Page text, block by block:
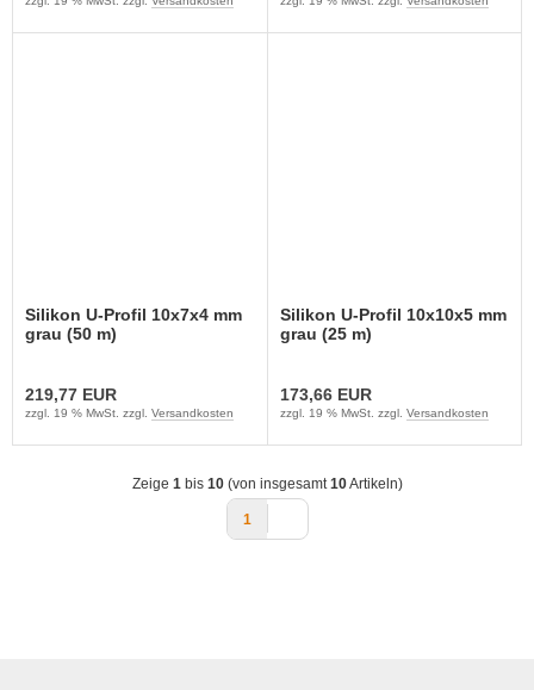
Silikon U-Profil 10x7x4 mm
grau (50 m)
219,77 EUR
zzgl. 19 % MwSt. zzgl. Versandkosten
Silikon U-Profil 10x10x5 mm
grau (25 m)
173,66 EUR
zzgl. 19 % MwSt. zzgl. Versandkosten
Zeige 1 bis 10(von insgesamt 10Artikeln)
1